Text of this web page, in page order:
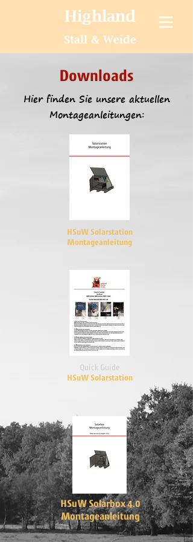
Highland
Stall & Weide
Downloads
Hier finden Sie unsere aktuellen
Montageanleitungen:
HSuW Solarstation
Montageanleitung
Quick Guide
HSuW Solarstation
HSuW Solarbox 4.0
Montageanleitung